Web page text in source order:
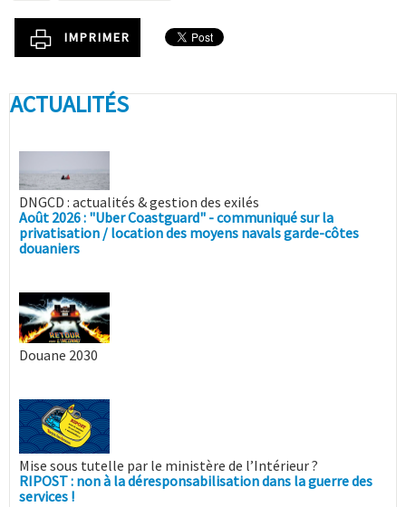
IMPRIMER
ACTUALITÉS
DNGCD : actualités & gestion des exilés
Août 2026 : "Uber Coastguard" - communiqué sur la
privatisation / location des moyens navals garde-côtes
douaniers
Douane 2030
Mise sous tutelle par le ministère de l’Intérieur ?
RIPOST : non à la déresponsabilisation dans la guerre des
services !